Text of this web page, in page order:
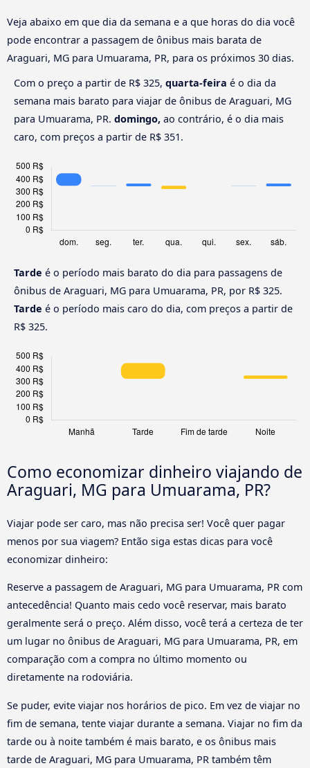
Veja abaixo em que dia da semana e a que horas do dia você
pode encontrar a passagem de ônibus mais barata de
Araguari, MG para Umuarama, PR, para os próximos 30 dias.
Com o preço a partir de R$ 325, quarta-feira é o dia da
semana mais barato para viajar de ônibus de Araguari, MG
para Umuarama, PR. domingo, ao contrário, é o dia mais
caro, com preços a partir de R$ 351.
Tarde é o período mais barato do dia para passagens de
ônibus de Araguari, MG para Umuarama, PR, por R$ 325.
Tarde é o período mais caro do dia, com preços a partir de
R$ 325.
Como economizar dinheiro viajando de
Araguari, MG para Umuarama, PR?
Viajar pode ser caro, mas não precisa ser! Você quer pagar
menos por sua viagem? Então siga estas dicas para você
economizar dinheiro:
Reserve a passagem de Araguari, MG para Umuarama, PR com
antecedência! Quanto mais cedo você reservar, mais barato
geralmente será o preço. Além disso, você terá a certeza de ter
um lugar no ônibus de Araguari, MG para Umuarama, PR, em
comparação com a compra no último momento ou
diretamente na rodoviária.
Se puder, evite viajar nos horários de pico. Em vez de viajar no
fim de semana, tente viajar durante a semana. Viajar no fim da
tarde ou à noite também é mais barato, e os ônibus mais
tarde de Araguari, MG para Umuarama, PR também têm